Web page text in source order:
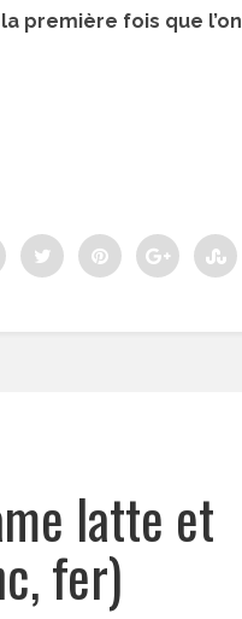
première fois que l’on
latte et
fer)